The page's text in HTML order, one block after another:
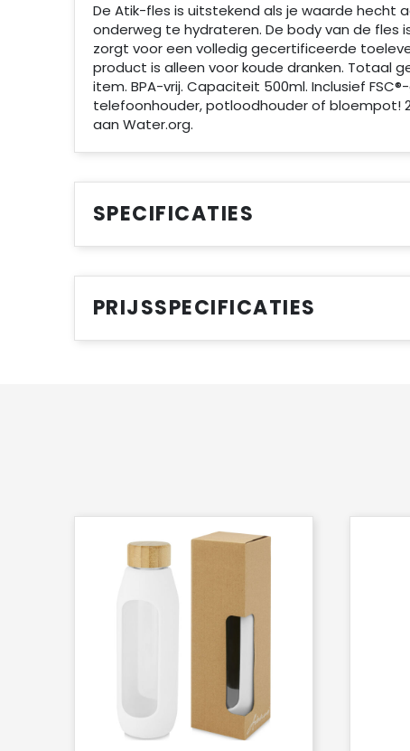
De Atik-fles is uitstekend als je waarde hecht
onderweg te hydrateren. De body van de fles
zorgt voor een volledig gecertificeerde
product is alleen voor koude dranken. Totaal
item. BPA-vrij. Capaciteit 500ml. Inclusief
telefoonhouder, potloodhouder of bloempot!
aan Water.org.
SPECIFICATIES
PRIJSSPECIFICATIES